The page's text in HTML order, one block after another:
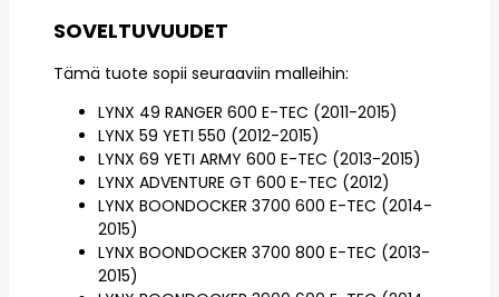
SOVELTUVUUDET
Tämä tuote sopii seuraaviin malleihin:
LYNX 49 RANGER 600 E-TEC (2011-2015)
LYNX 59 YETI 550 (2012-2015)
LYNX 69 YETI ARMY 600 E-TEC (2013-2015)
LYNX ADVENTURE GT 600 E-TEC (2012)
LYNX BOONDOCKER 3700 600 E-TEC (2014-
2015)
LYNX BOONDOCKER 3700 800 E-TEC (2013-
2015)